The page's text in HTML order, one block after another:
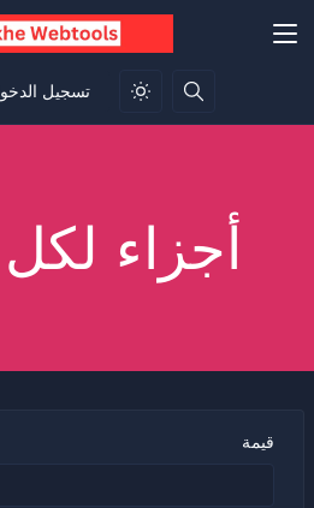
تسجيل
أجزاء
قيمة